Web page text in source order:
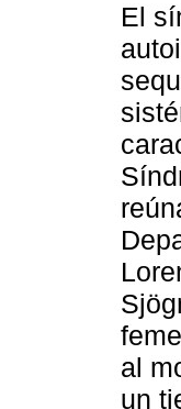
El
al
un